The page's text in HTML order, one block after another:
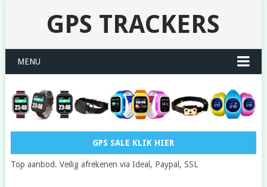
GPS TRACKERS
MENU
GPS SALE KLIK HIER
Top aanbod. Veilig afrekenen via Ideal, Paypal, SSL